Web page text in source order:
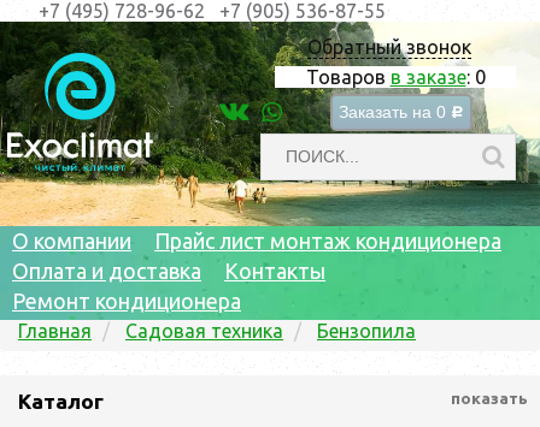
Обратный звонок
Товаров в заказе: 0
Заказать на 0 c
+7 (495) 728-96-62 +7 (905) 536-87-55
О компании
Прайс лист монтаж кондиционера
Оплата и доставка
Контакты
Ремонт кондиционера
Главная Садовая техника Бензопила
Каталог показать